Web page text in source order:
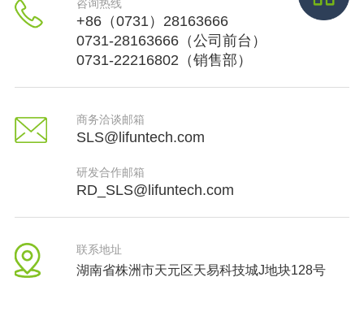
咨询热线
+86（0731）28163666
0731-28163666（公司前台）
0731-22216802（销售部）
商务洽谈邮箱
SLS@lifuntech.com
研发合作邮箱
RD_SLS@lifuntech.com
联系地址
湖南省株洲市天元区天易科技城J地块128号